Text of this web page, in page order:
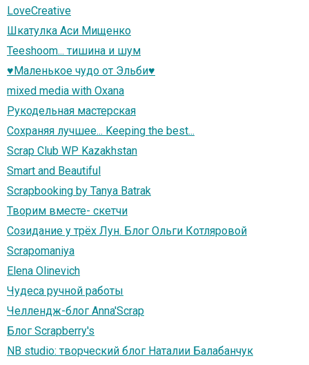
LoveCreative
Шкатулка Аси Мищенко
Teeshoom... тишина и шум
♥Маленькое чудо от Эльби♥
mixed media with Oxana
Рукодельная мастерская
Сохраняя лучшее... Keeping the best...
Scrap Club WP Kazakhstan
Smart and Beautiful
Scrapbooking by Tanya Batrak
Творим вместе- скетчи
Созидание у трёх Лун. Блог Ольги Котляровой
Scrapomaniya
Elena Olinevich
Чудеса ручной работы
Челлендж-блог Anna'Scrap
Блог Scrapberry's
NB studio: творческий блог Наталии Балабанчук